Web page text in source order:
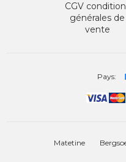
CGV
générales de
vente
Pays:
Matetine